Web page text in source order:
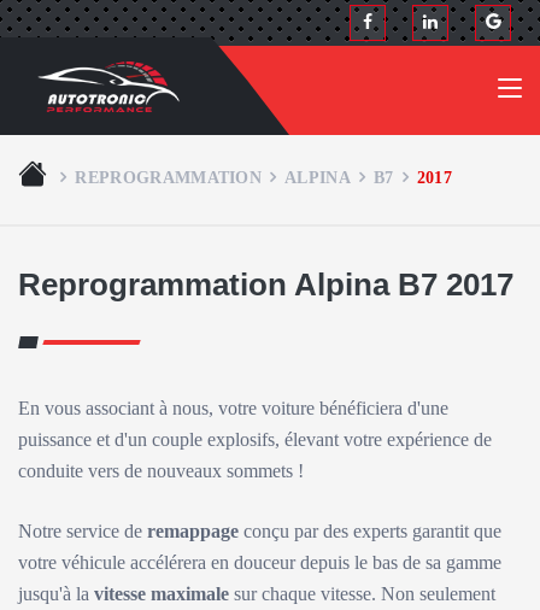
REPROGRAMMATION ALPINA B7 2017
Reprogrammation Alpina B7 2017
En vous associant à nous, votre voiture bénéficiera d'une
puissance et d'un couple explosifs, élevant votre expérience de
conduite vers de nouveaux sommets !
Notre service de remappage conçu par des experts garantit que
votre véhicule accélérera en douceur depuis le bas de sa gamme
jusqu'à la vitesse maximale sur chaque vitesse. Non seulement